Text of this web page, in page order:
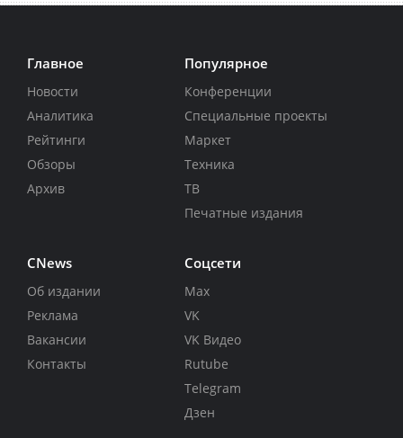
Главное
Новости
Аналитика
Рейтинги
Обзоры
Архив
Популярное
Конференции
Специальные проекты
Маркет
Техника
ТВ
Печатные издания
CNews
Об издании
Реклама
Вакансии
Контакты
Соцсети
Max
VK
VK Видео
Rutube
Telegram
Дзен